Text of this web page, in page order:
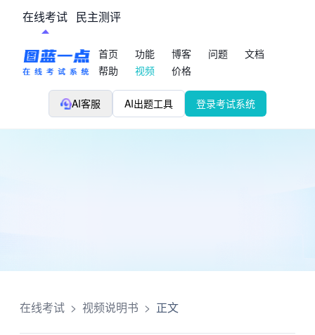
在线考试 民主测评
首页 功能 博客 问题
文档
帮助
视频 价格
AI客服 AI出题工具 登录考试系统
在线考试 > 视频说明书 > 正文